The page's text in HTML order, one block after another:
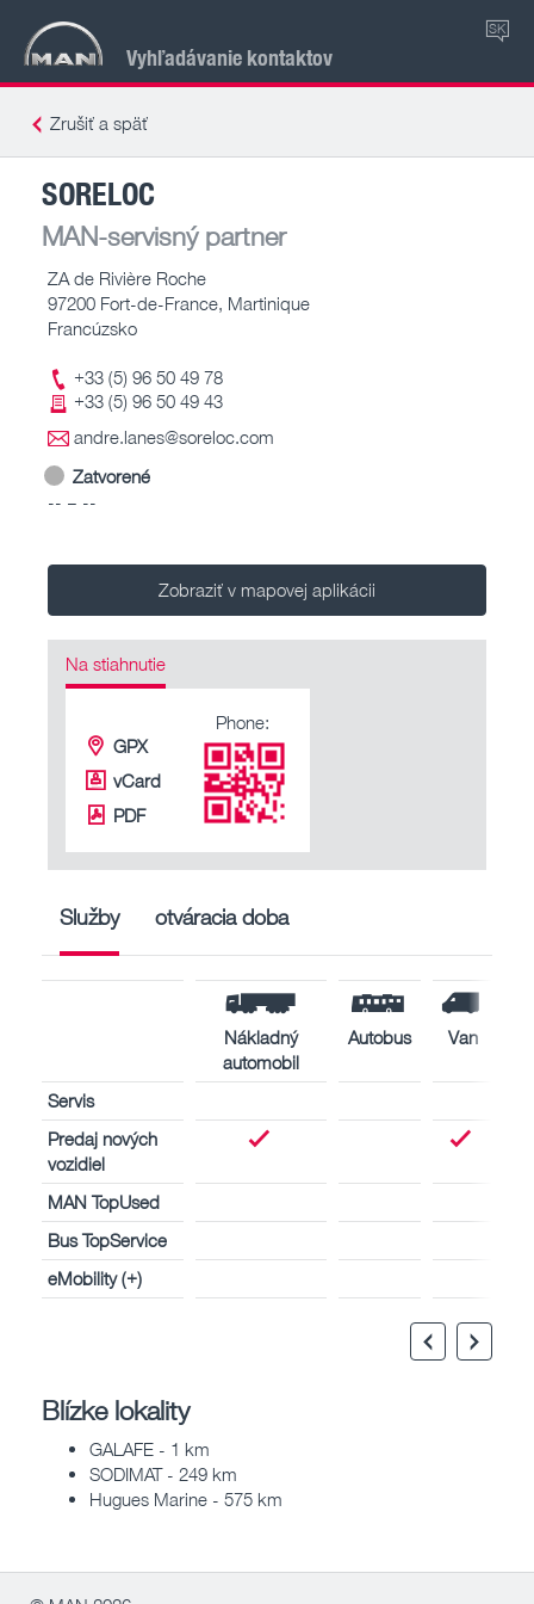
Vyhľadávanie kontaktov
SK
Zrušiť a späť
SORELOC
MAN-servisný partner
ZA de Rivière Roche
97200 Fort-de-France, Martinique
Francúzsko
+33 (5) 96 50 49 78
+33 (5) 96 50 49 43
andre.lanes@soreloc.com
Zatvorené
-- – --
Zobraziť v mapovej aplikácii
Na stiahnutie
GPX
vCard
PDF
Phone:
Služby otváracia doba
Nákladný
automobil
Autobus Van
Servis
Predaj nových
vozidiel
MAN TopUsed
Bus TopService
eMobility (+)
Blízke lokality
GALAFE - 1 km
SODIMAT - 249 km
Hugues Marine - 575 km